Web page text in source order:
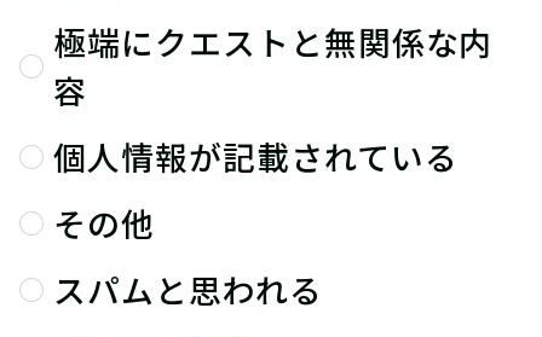
極端にクエストと無関係な内
容
個人情報が記載されている
その他
スパムと思われる